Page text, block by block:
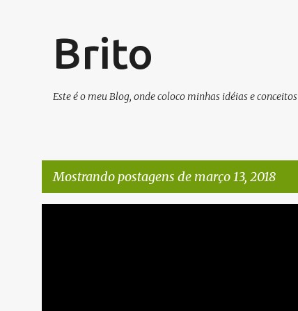
Brito
Este é o meu Blog, onde coloco minhas idéias e conceitos
Mostrando postagens de março 13, 2018